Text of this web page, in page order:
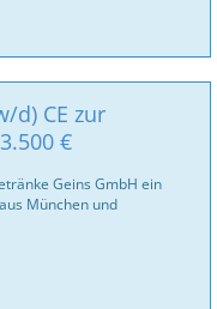
d) CE zur
€
Geins GmbH ein
München und